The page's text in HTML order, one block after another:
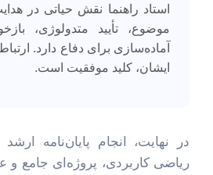
استاد راهنما نقش حیاتی در
موضوع، تأیید متدولوژی،
آماده‌سازی برای دفاع دارد.
ایشان، کلید موفقیت است.
در نهایت، انجام پایان‌نامه
ریاضی کاربردی، پروژه‌ای جامع و